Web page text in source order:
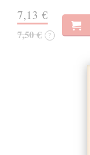
7,13 €
7,50 € ?